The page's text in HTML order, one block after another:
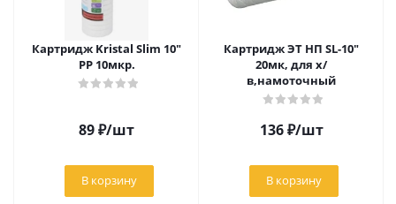
Картридж Kristal Slim 10"
PР 10мкр.
89₽/шт
В корзину
Картридж ЭТ НП SL-10"
20мк, для х/
в,намоточный
136₽/шт
В корзину